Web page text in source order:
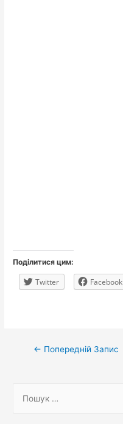
Поділитися цим:
Twitter Facebook
Навігація
← Попередній Запис